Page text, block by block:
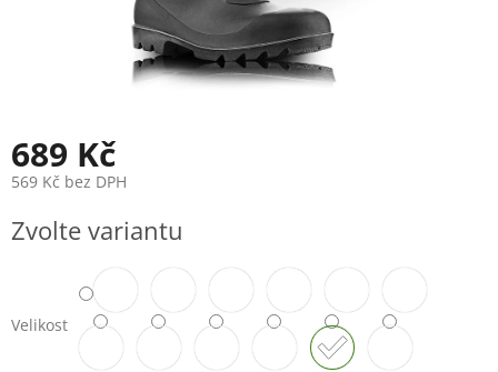
689 Kč
569 Kč bez DPH
cena:
Zvolte variantu
Velikost